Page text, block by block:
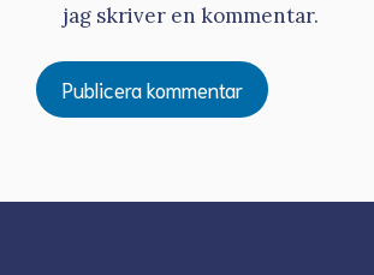
jag skriver en kommentar.